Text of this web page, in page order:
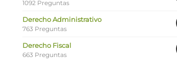
1092 Preguntas
Derecho Administrativo
763 Preguntas
Derecho Fiscal
663 Preguntas